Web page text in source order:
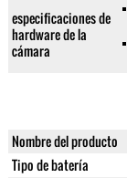
especificaciones de
hardware de la
cámara
Nombre del producto
Tipo de batería